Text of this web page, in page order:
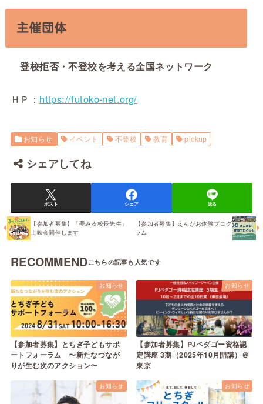
主催団体
登校拒否・不登校を考える全国ネットワーク
ＨＰ： https://futoko-net.org/
お知らせ イベント 不登校 教育 pickup
シェアしてね
ポスト シェア 送る
【参加者募集】「夢みる校長先生」
上映会開催します
【参加者募集】えんがお体験プログ
ラム
RECOMMEND
お知らせ
【参加者募集】とちぎ子どもサポ
ートフォーラム 〜新たなつなが
りが生む次のアクション〜
お知らせ
【参加者募集】PJペダゴー資格認
定講座 3期（2025年10月開講）＠
東京
お知らせ お知らせ